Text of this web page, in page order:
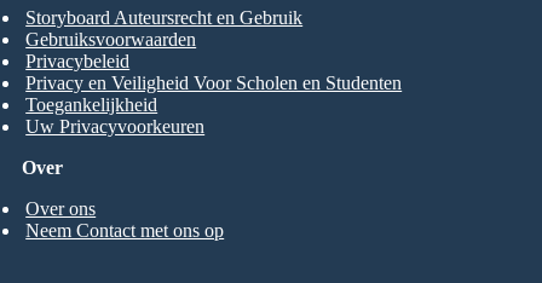
Over
Over ons
Neem Contact met ons op
Storyboard Auteursrecht en Gebruik
Gebruiksvoorwaarden
Privacybeleid
Privacy en Veiligheid Voor Scholen en Studenten
Toegankelijkheid
Uw Privacyvoorkeuren